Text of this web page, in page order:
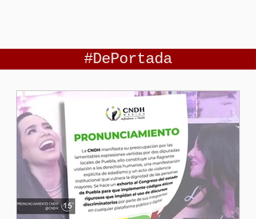
#DePortada